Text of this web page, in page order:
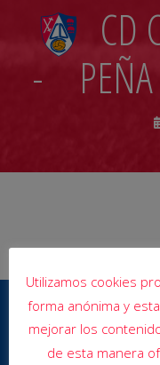
CD
-
Utilizamos cookies
forma anónima y
mejorar los
de esta manera